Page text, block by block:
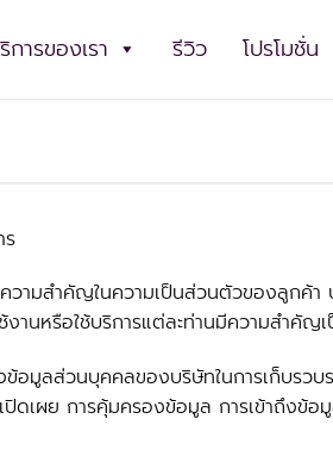
การของเรา รีวิว โปรโมชั่น
ร
วามสำคัญในความเป็นส่วนตัวของลูกค้
นหรือใช้บริการแต่ละท่านมีความสำคัญ
อมูลส่วนบุคคลของบริษัทในการเก็บร
ดเผย การคุ้มครองข้อมูล การเข้าถึงข้